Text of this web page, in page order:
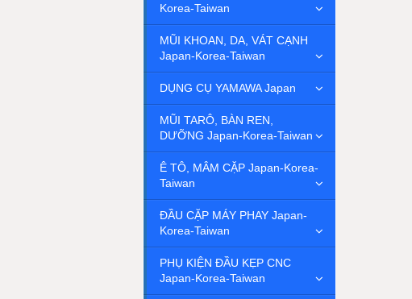
Korea-Taiwan
MŨI KHOAN, DA, VÁT CẠNH
Japan-Korea-Taiwan
DỤNG CỤ YAMAWA Japan
MŨI TARÔ, BÀN REN,
DƯỠNG Japan-Korea-Taiwan
Ê TÔ, MÂM CẶP Japan-Korea-
Taiwan
ĐẦU CẶP MÁY PHAY Japan-
Korea-Taiwan
PHỤ KIỆN ĐẦU KẸP CNC
Japan-Korea-Taiwan